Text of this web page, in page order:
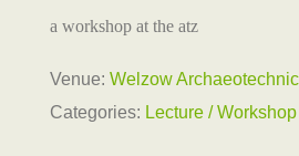
a workshop at the atz
Venue: Welzow
Categories: Lecture / Workshop